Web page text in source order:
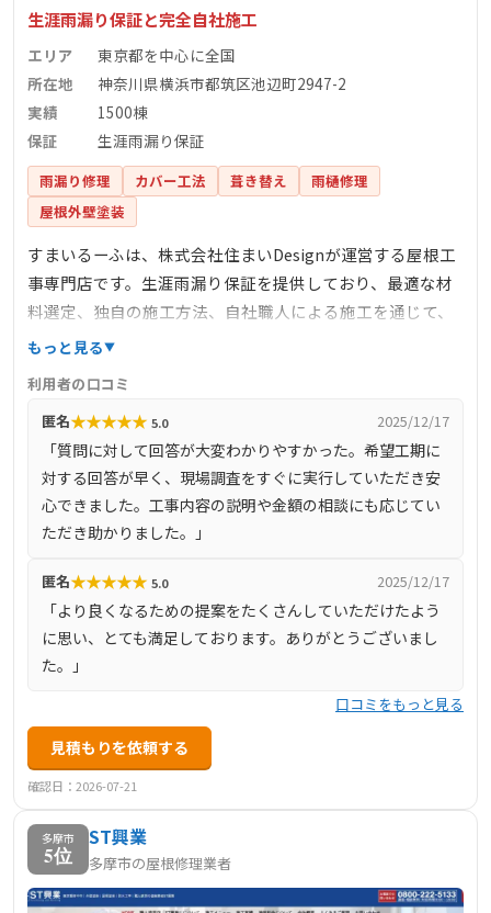
生涯雨漏り保証と完全自社施工
エリア
東京都を中心に全国
所在地
神奈川県横浜市都筑区池辺町2947-2
実績
1500棟
保証
生涯雨漏り保証
雨漏り修理 カバー工法 葺き替え
雨樋修理
屋根外壁塗装
すまいるーふは、株式会社住まいDesignが運営する屋根工
事専門店です。生涯雨漏り保証を提供しており、最適な材
料選定、独自の施工方法、自社職人による施工を通じて、
雨漏りしない住まいの安心を提供しています。完全自社施
任を持って施工を行っています。また、しつこい営業を一
切行わず、お客様のご要望に沿った最善の提案を心掛けて
います。
もっと見る
利用者の口コミ
匿名★★★★★ 5.0 2025/12/17
「質問に対して回答が大変わかりやすかった。希望工期に
対する回答が早く、現場調査をすぐに実行していただき安
心できました。工事内容の説明や金額の相談にも応じてい
ただき助かりました。」
匿名★★★★★ 5.0 2025/12/17
「より良くなるための提案をたくさんしていただけたよう
に思い、とても満足しております。ありがとうございまし
た。」
口コミをもっと見る
見積もりを依頼する
確認日：2026-07-21
多摩市
5位
ST興業
多摩市の屋根修理業者